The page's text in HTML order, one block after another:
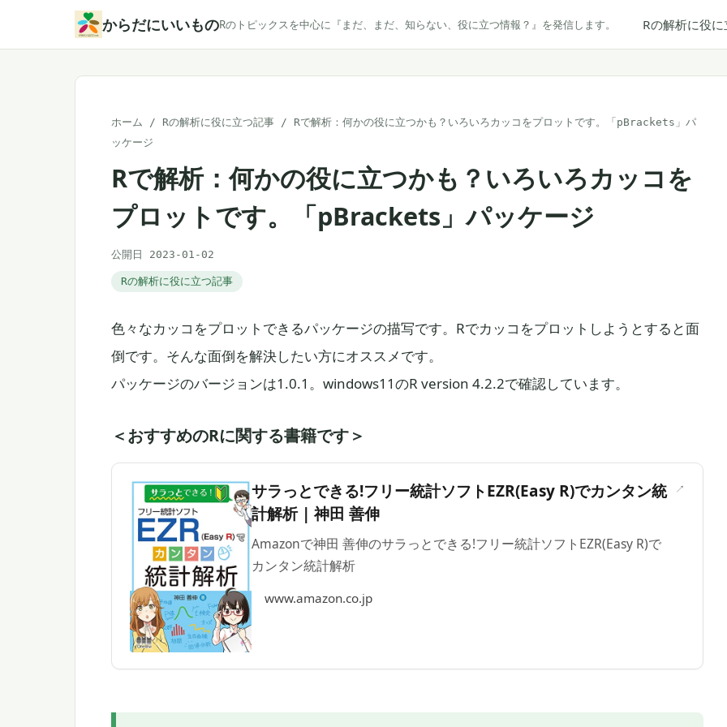
からだにいいものRのトピックスを中心に『まだ、まだ、知らない、役に立つ情報？』を発信します。 Rの解析に役
ホーム / Rの解析に役に立つ記事 /
Rで解析：何かの役に立つかも？いろいろカッコをプロットです。「pBrackets」パ
ッケージ
Rで解析：何かの役に立つかも？いろいろカッコを
プロットです。「pBrackets」パッケージ
公開日 2023-01-02
Rの解析に役に立つ記事
色々なカッコをプロットできるパッケージの描写です。Rでカッコをプロットしようとすると面
倒です。そんな面倒を解決したい方にオススメです。
パッケージのバージョンは1.0.1。windows11のR version 4.2.2で確認しています。
＜おすすめのRに関する書籍です＞
サラっとできる!フリー統計ソフトEZR(Easy R)でカンタン統
計解析 | 神田 善伸
Amazonで神田 善伸のサラっとできる!フリー統計ソフトEZR(Easy R)で
カンタン統計解析
www.amazon.co.jp